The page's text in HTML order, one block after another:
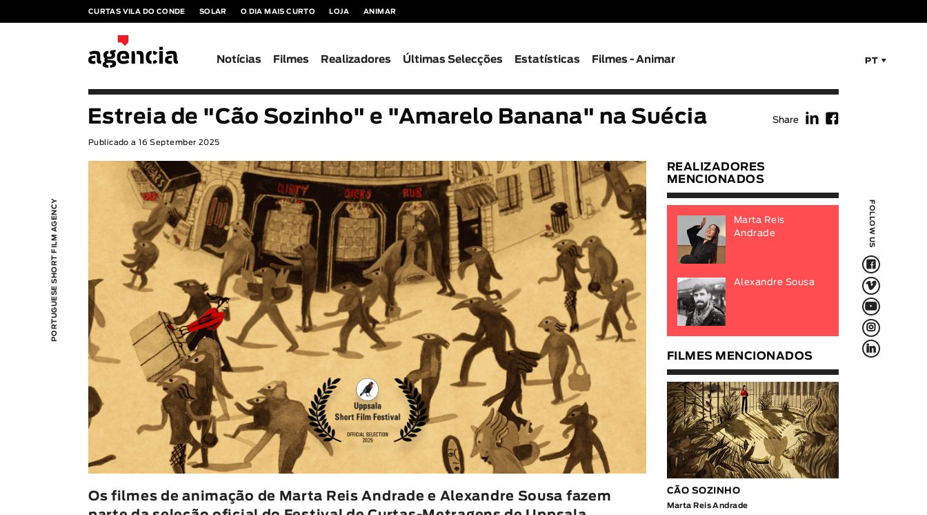
CURTAS VILA DO CONDE SOLAR O DIA MAIS CURTO LOJA ANIMAR
PT
Notícias Filmes Realizadores Últimas Selecções Estatísticas Filmes - Animar
PORTUGUESE SHORT FILM AGENCY FOLLOW US
F
V
Q
L
f
Estreia de "Cão Sozinho" e "Amarelo Banana" na Suécia
Publicado a 16 September 2025
Share f F
Os filmes de animação de Marta Reis Andrade e Alexandre Sousa fazem
REALIZADORES
MENCIONADOS
Marta Reis
Andrade
Alexandre Sousa
FILMES MENCIONADOS
CÃO SOZINHO
Marta Reis Andrade